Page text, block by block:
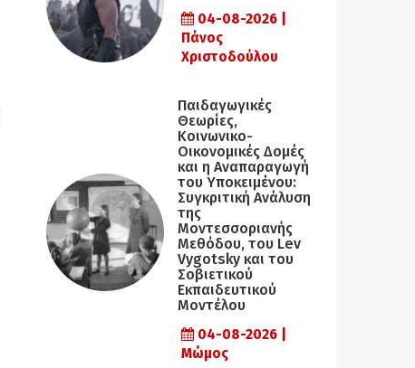
04-08-2026 |
Πάνος
Χριστοδούλου
Παιδαγωγικές
Θεωρίες,
Κοινωνικο-
Οικονομικές Δομές
και η Αναπαραγωγή
του Υποκειμένου:
Συγκριτική Ανάλυση
της
Μοντεσσοριανής
Μεθόδου, του Lev
Vygotsky και του
Σοβιετικού
Εκπαιδευτικού
Μοντέλου
04-08-2026 |
Μώμος